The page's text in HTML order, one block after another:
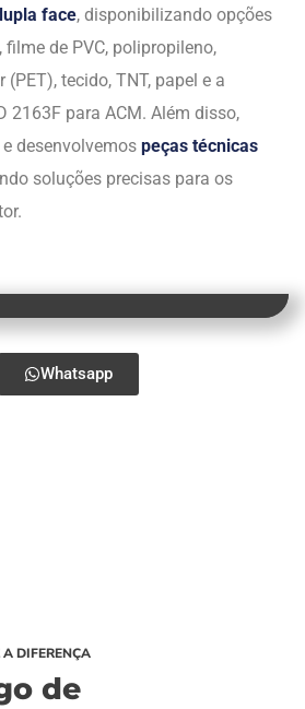
face, disponibilizando opções
de PVC, polipropileno,
tecido, TNT, papel e a
2163F para ACM. Além disso,
desenvolvemos peças técnicas
soluções precisas para os
Whatsapp
DIFERENÇA
de